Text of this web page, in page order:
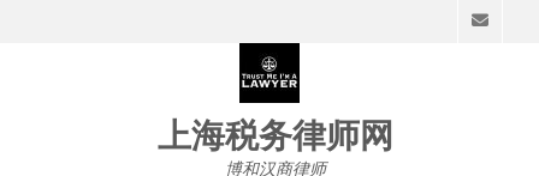
上海税务律师网
博和汉商律师